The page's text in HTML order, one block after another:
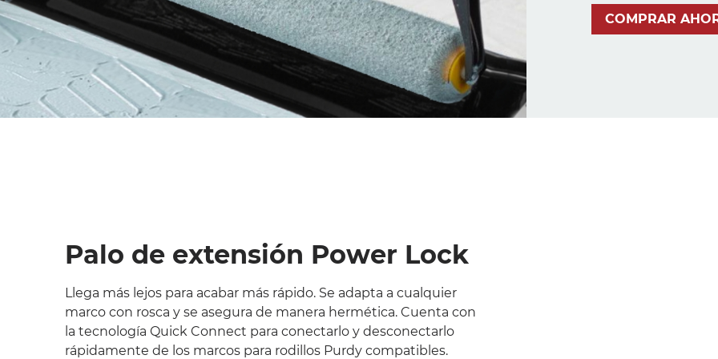
COMPRAR
Palo de extensión Power Lock
Llega más lejos para acabar más rápido. Se adapta a cualquier
marco con rosca y se asegura de manera hermética. Cuenta con
la tecnología Quick Connect para conectarlo y desconectarlo
rápidamente de los marcos para rodillos Purdy compatibles.